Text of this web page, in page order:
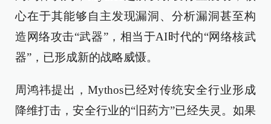
心在于其能够自主发现漏洞、分析漏洞甚至构
造网络攻击“武器”，相当于AI时代的“网络核武
器”，已形成新的战略威慑。
周鸿祎提出，Mythos已经对传统安全行业形成
降维打击，安全行业的“旧药方”已经失灵。如果